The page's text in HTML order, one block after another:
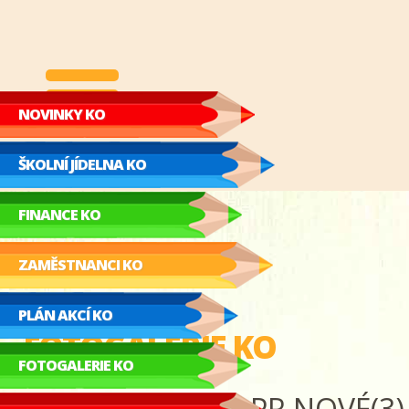
NOVINKY KO
ŠKOLNÍ JÍDELNA KO
FINANCE KO
ZAMĚSTNANCI KO
PLÁN AKCÍ KO
FOTOGALERIE KO
FOTOGALERIE KO